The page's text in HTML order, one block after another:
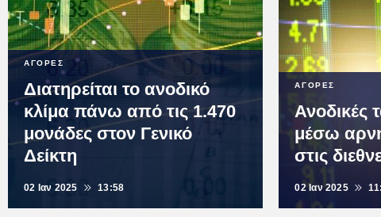
ΑΓΟΡΕΣ
Διατηρείται το ανοδικό
κλίμα πάνω από τις 1.470
μονάδες στον Γενικό
Δείκτη
02 Ιαν 2025 13:58
ΑΓΟΡΕΣ
Ανοδικές
μέσω
στις
02 Ιαν 2025